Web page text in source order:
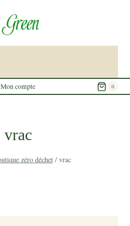
Mon compte 0
vrac
zéro déchet / vrac